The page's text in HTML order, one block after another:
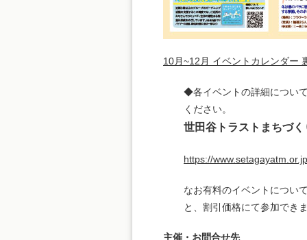
10月~12月 イベントカレンダー
◆各イベントの詳細につい
ください。
世田谷トラストまちづ
https://
なお有料のイベントについ
と、割引価格にて参加でき
主催・お問合せ先